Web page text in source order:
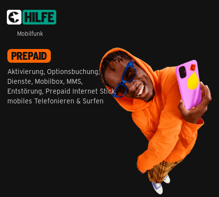
Mobilfunk
PREPAID
Aktivierung, Optionsbuchung,
Dienste, Mobilbox, MMS,
Entstörung, Prepaid Internet Stick,
mobiles Telefonieren & Surfen